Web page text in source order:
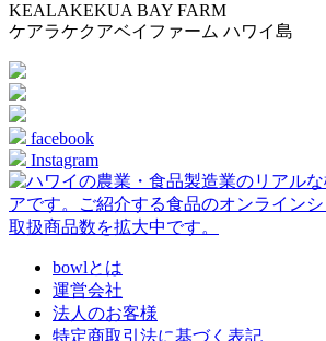
KEALAKEKUA BAY FARM
ケアラケクアベイファーム ハワイ島
facebook
Instagram
bowlとは
運営会社
法人のお客様
特定商取引法に基づく表記